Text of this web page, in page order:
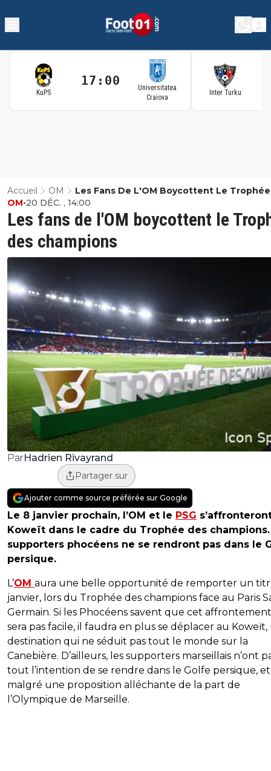
KuPS
17:00
Universitatea
Craiova
Inter Turku
Accueil OM
Les Fans De L'OM Boycottent Le
Champions
Les fans de l'OM boycottent le
des champions
OM•20 DÉC. , 14:00
ParHadrien Rivayrand
Partager sur
Ajouter comme source préférée sur Google
Le 8 janvier prochain, l’OM et le PSG
Koweït dans le cadre du Trophée des champions.
supporters phocéens ne se rendront pas dans le
persique.
L’OM aura une belle opportunité de remporter un
janvier, lors du Trophée des champions face au Paris
Germain. Si les Phocéens savent que cet
sera pas facile, il faudra en plus se déplacer au
destination qui ne séduit pas tout le monde sur la
Canebière. D’ailleurs, les supporters marseillais n’ont
tout l’intention de se rendre dans le Golfe persique,
malgré une proposition alléchante de la part de
l’Olympique de Marseille.